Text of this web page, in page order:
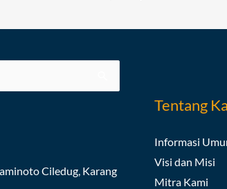
Ciledug, Karang
Tentang
Informasi
Visi dan Misi
Mitra Kami